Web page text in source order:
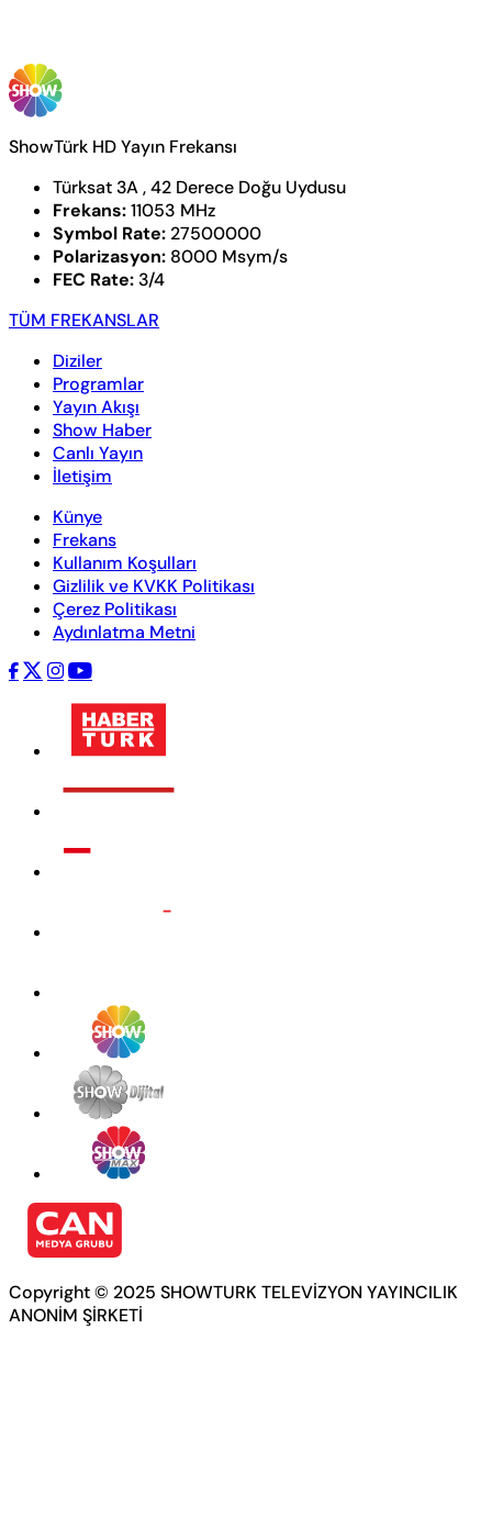
ShowTürk HD Yayın Frekansı
Türksat 3A , 42 Derece Doğu Uydusu
Frekans:11053 MHz
Symbol Rate: 27500000
Polarizasyon: 8000 Msym/s
FEC Rate: 3/4
TÜM FREKANSLAR
Diziler
Programlar
Yayın Akışı
Show Haber
Canlı Yayın
İletişim
Künye
Frekans
Kullanım Koşulları
Gizlilik ve KVKK Politikası
Çerez Politikası
Aydınlatma Metni
Copyright © 2025 SHOWTURK TELEVİZYON YAYINCILIK
ANONİM ŞİRKETİ